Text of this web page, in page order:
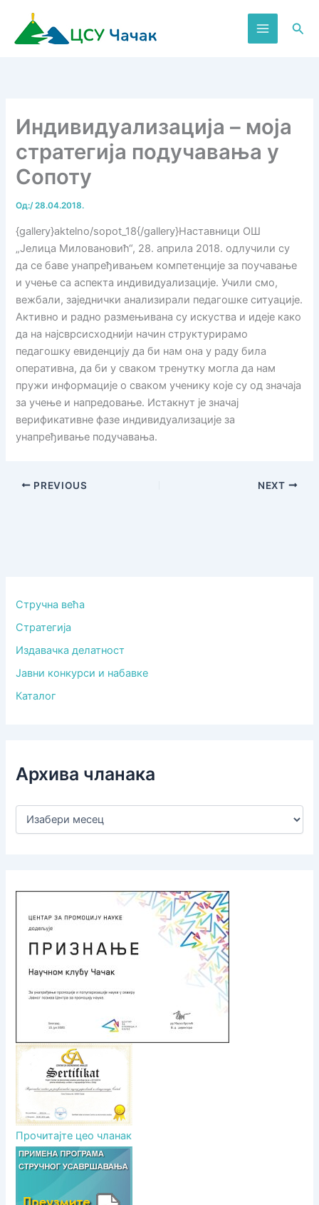
садржај
Индивидуализација – моја
стратегија подучавања у
Сопоту
Од:/28.04.2018.
{gallery}aktelno/sopot_18{/gallery}Наставници ОШ
„Јелица Миловановић“, 28. априлa 2018. одлучили су
да се баве унапређивањем компетенције за поучавање
и учење са аспекта индивидуализације. Учили смо,
вежбали, заједнички анализирали педагошке ситуације.
Активно и радно размењивана су искуства и идеје како
да на најсврсисходнији начин структурирамо
педагошку евиденцију да би нам она у раду била
оперативна, да би у сваком тренутку могла да нам
пружи информације о сваком ученику које су од значаја
за учење и напредовање. Истакнут је значај
верификативне фазе индивидуализације за
унапређивање подучавања.
PREVIOUS NEXT
Стручна већа
Стратегија
Издавачка делатност
Јавни конкурси и набавке
Каталог
Архива чланака
А
Прочитајте цео чланак